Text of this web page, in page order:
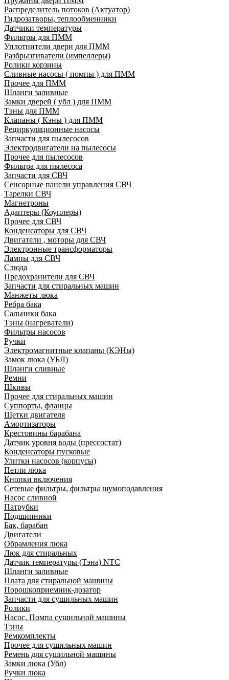
Распределитель потоков (Актуатор)
Гидрозатворы, теплообменники
Датчики температуры
Фильтры для ПММ
Уплотнители двери для ПММ
Разбрызгиватели (импеллеры)
Ролики корзины
Сливные насосы ( помпы ) для ПММ
Прочее для ПММ
Шланги заливные
Замки дверей ( убл ) для ПММ
Тэны для ПММ
Клапаны ( Кэны ) для ПММ
Рециркуляционные насосы
Запчасти для пылесосов
Электродвигатели на пылесосы
Прочее для пылесосов
Фильтра для пылесоса
Запчасти для СВЧ
Сенсорные панели управления СВЧ
Тарелки СВЧ
Магнетроны
Адаптеры (Коуплеры)
Прочее для СВЧ
Конденсаторы для СВЧ
Двигатели , моторы для СВЧ
Электронные трансформаторы
Лампы для СВЧ
Слюда
Предохранители для СВЧ
Запчасти для стиральных машин
Манжеты люка
Ребра бака
Сальники бака
Тэны (нагреватели)
Фильтры насосов
Ручки
Электромагнитные клапаны (КЭНы)
Замок люка (УБЛ)
Шланги сливные
Ремни
Шкивы
Прочее для стиральных машин
Суппорты, фланцы
Щетки двигателя
Амортизаторы
Крестовины барабана
Датчик уровня воды (прессостат)
Конденсаторы пусковые
Улитки насосов (корпусы)
Петли люка
Кнопки включения
Сетевые фильтры, фильтры шумоподавления
Насос сливной
Патрубки
Подшипники
Бак, барабан
Двигатели
Обрамления люка
Люк для стиральных
Датчик температуры (Тэна) NTC
Шланги заливные
Плата для стиральной машины
Порошкоприемник-дозатор
Запчасти для сушильных машин
Ролики
Насос, Помпа сушильной машины
Тэны
Ремкомплекты
Прочее для сушильных машин
Ремень для сушильной машины
Замки люка (Убл)
Ручки люка